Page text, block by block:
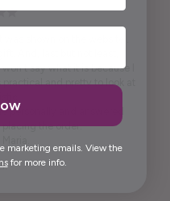
And, last but not least,
say what it is because I
and pretty to look at
personally and answered
the order.
marketing emails. View the
for more info.